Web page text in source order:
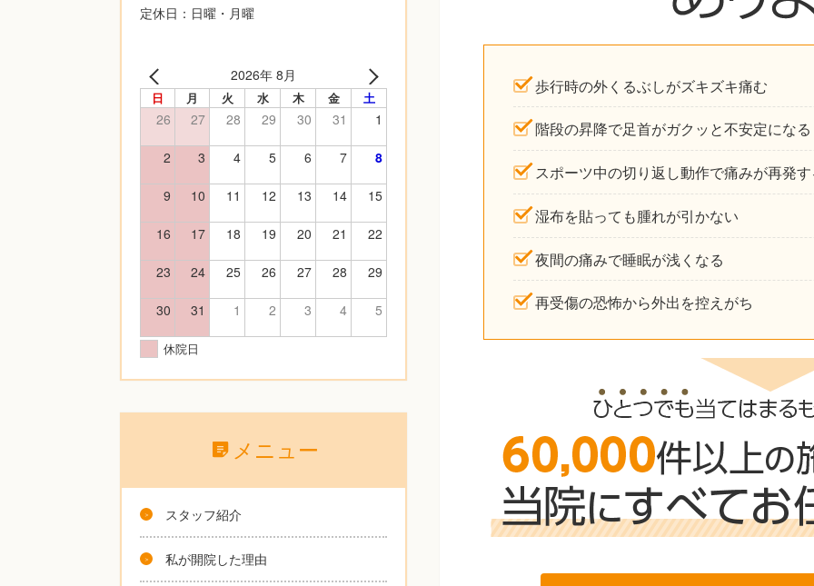
歩行時の外くるぶしがズキズキ痛む
階段の昇降で足首がガクッと不安定になる
スポーツ中の切り返し動作で痛みが再発
湿布を貼っても腫れが引かない
夜間の痛みで睡眠が浅くなる
再受傷の恐怖から外出を控えがち
定休日：日曜・月曜
2026年 8月
日 月 火 水 木 金 土
26 27 28 29 30 31 1
2 3 4 5 6 7 8
9 10 11 12 13 14 15
16 17 18 19 20 21 22
23 24 25 26 27 28 29
30 31 1 2 3 4 5
休院日
メニュー
スタッフ紹介
私が開院した理由